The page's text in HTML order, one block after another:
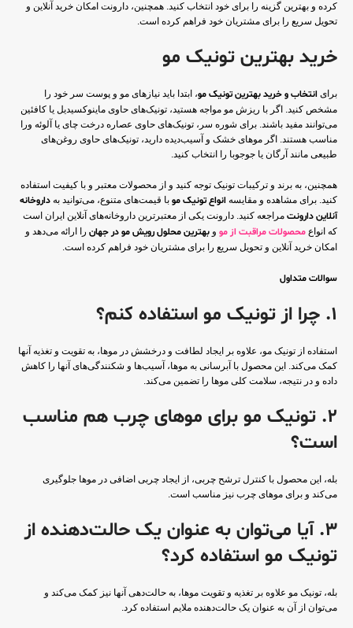
کرده و بهترین گزینه را برای خود انتخاب کنید. همچنین، دارونت امکان خرید آنلاین و
تحویل سریع را برای مشتریان خود فراهم کرده است.
خرید بهترین تونیک مو
برای انتخاب و خرید بهترین تونیک مو، ابتدا باید نیازهای مو و پوست سر خود را
مشخص کنید. اگر با ریزش مو مواجه هستید، تونیک‌های حاوی ماینوکسیدیل یا کافئین
می‌توانند مفید باشند. برای شوره سر، تونیک‌های حاوی عصاره درخت چای یا آلوئه ورا
مناسب هستند. اگر موهای خشک و آسیب‌دیده دارید، تونیک‌های حاوی روغن‌های
طبیعی مانند آرگان یا جوجوبا را انتخاب کنید.
همچنین، به برند و ترکیبات تونیک توجه کنید و از محصولات معتبر و با کیفیت استفاده
کنید. برای مشاهده و مقایسه انواع تونیک مو با قیمت‌های متنوع، می‌توانید به داروخانه
آنلاین دارونت مراجعه کنید. دارونت یکی از معتبرترین داروخانه‌های آنلاین ایران است
که انواع محصولات مراقبت از مو و بهترین محلول رویش مو در جهان را ارائه می‌دهد و
امکان خرید آنلاین و تحویل سریع را برای مشتریان خود فراهم کرده است.
سوالات متداول
1. چرا از تونیک مو استفاده کنم؟
استفاده از تونیک مو، علاوه بر ایجاد لطافت و درخشش در موها، به تقویت و تغذیه آنها
کمک می‌کند. این محصول با آبرسانی به موها، آسیب‌ها و شکنندگی‌های آنها را کاهش
داده و در نتیجه، سلامت کلی موها را تضمین می‌کند.
2. تونیک مو برای موهای چرب هم مناسب
است؟
بله، این محصول با کنترل ترشح چربی، از ایجاد چربی اضافی در موها جلوگیری
می‌کند و برای موهای چرب نیز مناسب است.
3. آیا می‌توان به عنوان یک حالت‌دهنده از
تونیک مو استفاده کرد؟
بله، تونیک مو علاوه بر تغذیه و تقویت موها، به حالت‌دهی آنها نیز کمک می‌کند و
می‌توان از آن به عنوان یک حالت‌دهنده ملایم استفاده کرد.